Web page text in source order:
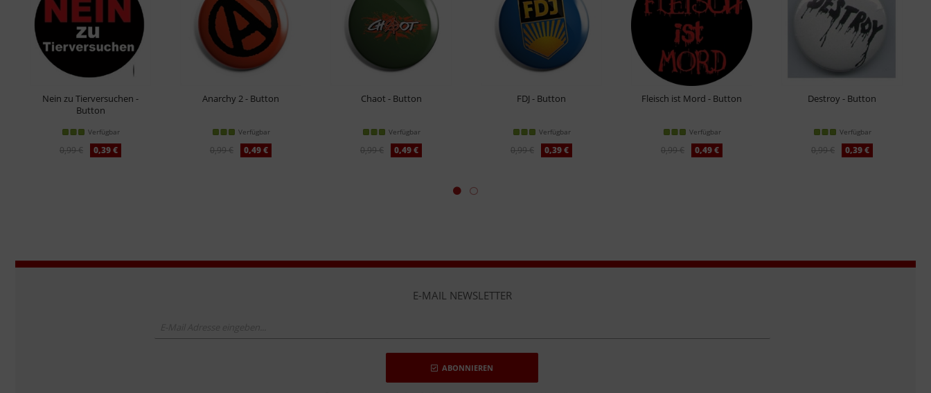
Nein zu Tierversuchen -
Button
Verfügbar
0,99 € 0,39 €
Anarchy 2 - Button
Verfügbar
0,99 € 0,49 €
Chaot - Button
Verfügbar
0,99 € 0,49 €
FDJ - Button
Verfügbar
0,99 € 0,39 €
Fleisch ist Mord - Button
Verfügbar
0,99 € 0,49 €
Destroy - Button
Verfügbar
0,99 € 0,39 €
E-MAIL NEWSLETTER
ABONNIEREN